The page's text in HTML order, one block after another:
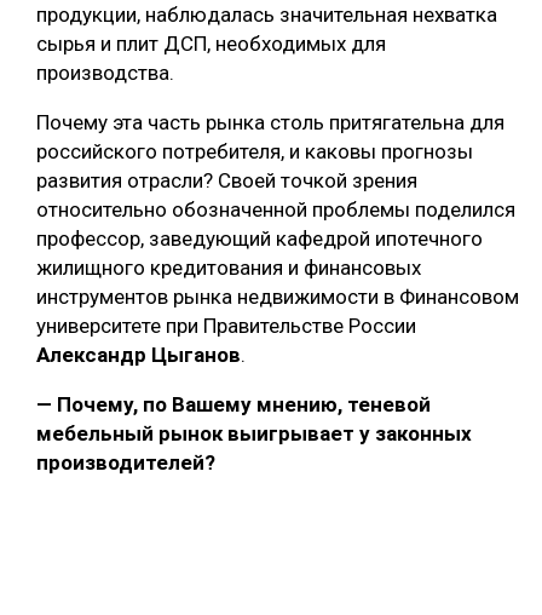
продукции, наблюдалась значительная нехватка
сырья и плит ДСП, необходимых для
производства.
Почему эта часть рынка столь притягательна для
российского потребителя, и каковы прогнозы
развития отрасли? Своей точкой зрения
относительно обозначенной проблемы поделился
профессор, заведующий кафедрой ипотечного
жилищного кредитования и финансовых
инструментов рынка недвижимости в Финансовом
университете при Правительстве России
Александр Цыганов.
— Почему, по Вашему мнению, теневой
мебельный рынок выигрывает у законных
производителей?